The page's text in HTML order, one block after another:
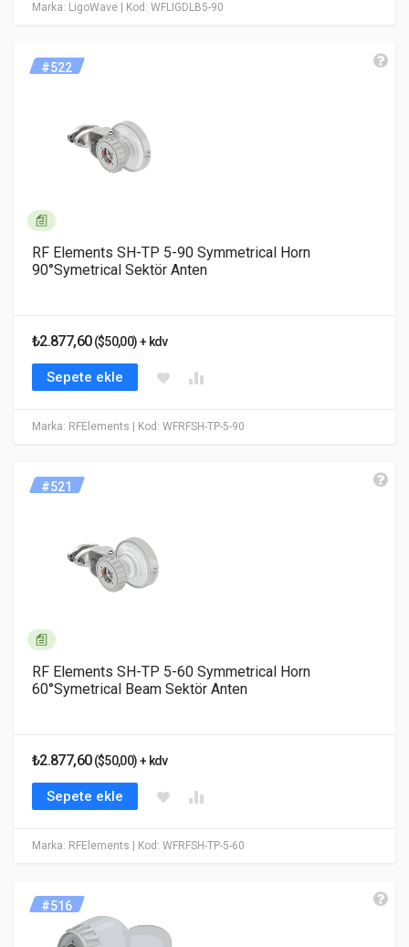
Marka: LigoWave | Kod: WFLIGDLB5-90
Marka: RFElements | Kod: WFRFSH-TP-5-90
#522
RF Elements SH-TP 5-90 Symmetrical Horn
90°Symetrical Sektör Anten
₺2.877,60($50,00) + kdv
Sepete ekle
Marka: RFElements | Kod: WFRFSH-TP-5-60
#521
RF Elements SH-TP 5-60 Symmetrical Horn
60°Symetrical Beam Sektör Anten
₺2.877,60($50,00) + kdv
Sepete ekle
#516